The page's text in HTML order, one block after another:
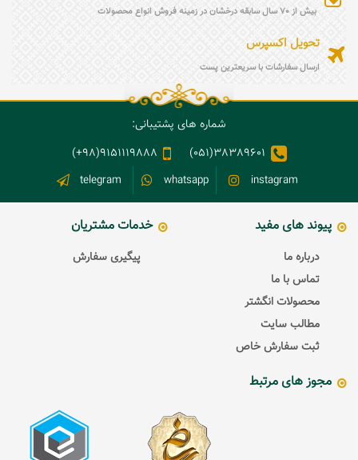
بیش از 70 سال سابقه درخشان در زمینه فروش انواع محصولات
تحویل اکسپرس
ارسال سفارشات با سریعترین پست
شماره های پشتیبانی:
38389601(051)
9151119888(98+)
instagram
whatsapp
telegram
پیوند های مفید
درباره ما
تماس با ما
محصولات انگشتر
مطالب سایت
ثبت سفارش خاص
خدمات مشتریان
پیگیری سفارش
مجوز های مرتبط